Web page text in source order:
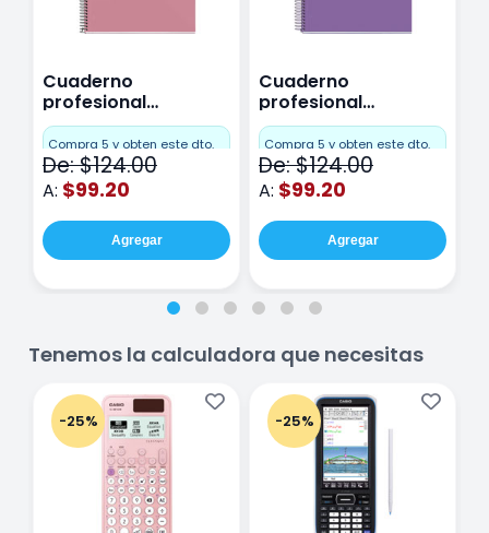
Cuaderno
profesional
Miquelrius Emotions
Cuadro Chico 80
hojas Rosa
Compra 5 y obten este dto.
De: $124.00
A: $99.20
Agregar
Cuaderno
profesional
Miquelrius Emotions
raya 80 hojas
Purpura
Compra 5 y obten este dto.
De: $124.00
A: $99.20
Agregar
Tenemos la calculadora que necesitas
-25% -25%